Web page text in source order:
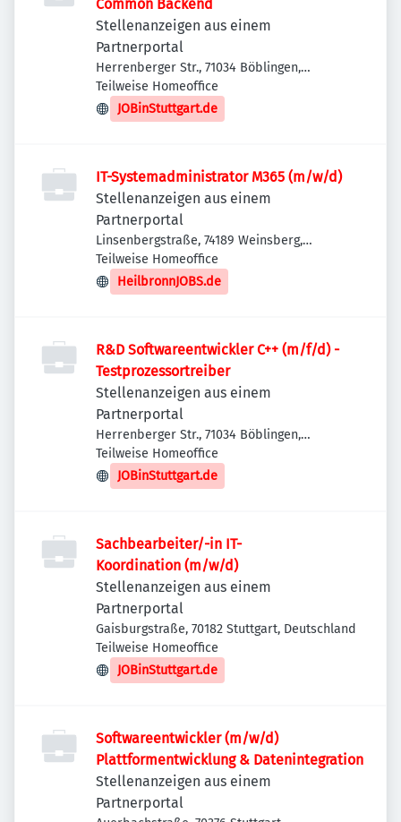
Common Backend
Stellenanzeigen aus einem
Partnerportal
Herrenberger Str., 71034 Böblingen,
Deutschland
Teilweise Homeoffice
JOBinStuttgart.de
IT-Systemadministrator M365 (m/w/d)
Stellenanzeigen aus einem
Partnerportal
Linsenbergstraße, 74189 Weinsberg,
Deutschland
Teilweise Homeoffice
HeilbronnJOBS.de
R&D Softwareentwickler C++ (m/f/d) -
Testprozessortreiber
Stellenanzeigen aus einem
Partnerportal
Herrenberger Str., 71034 Böblingen,
Deutschland
Teilweise Homeoffice
JOBinStuttgart.de
Sachbearbeiter/-in IT-
Koordination (m/w/d)
Stellenanzeigen aus einem
Partnerportal
Gaisburgstraße, 70182 Stuttgart, Deutschland
Teilweise Homeoffice
JOBinStuttgart.de
Softwareentwickler (m/w/d)
Plattformentwicklung & Datenintegration
Stellenanzeigen aus einem
Partnerportal